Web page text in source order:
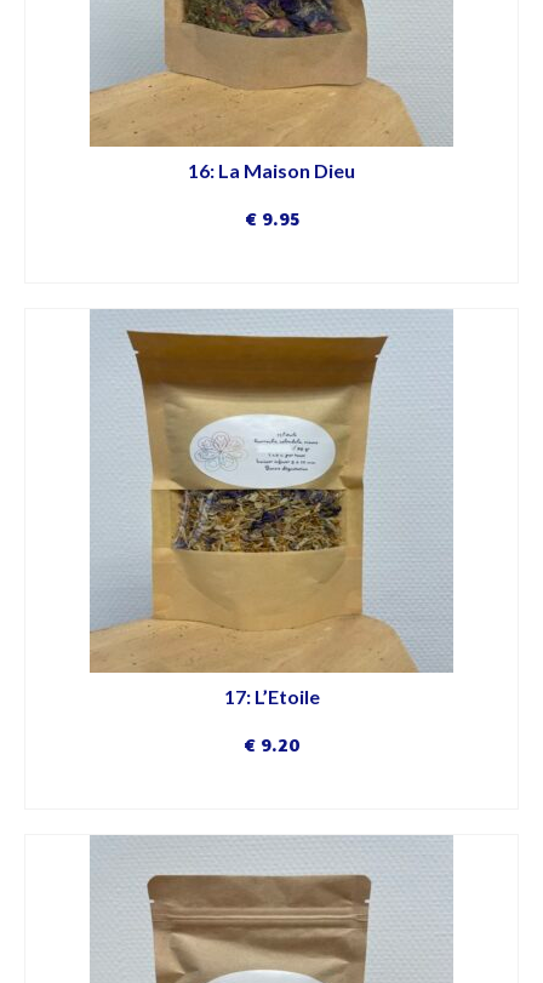
16: La Maison Dieu
€9.95
17: L’Etoile
€9.20